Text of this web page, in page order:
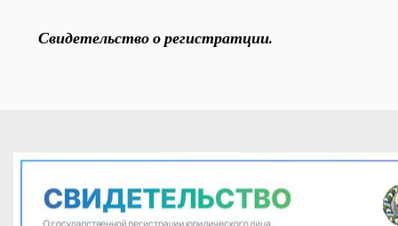
Свидетельство о регистратции.